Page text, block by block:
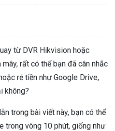
từ DVR Hikvision hoặc
rất có thể bạn đã cân nhắc
rẻ tiền như Google Drive,
không?
trong bài viết này, bạn có thể
trong vòng 10 phút, giống như